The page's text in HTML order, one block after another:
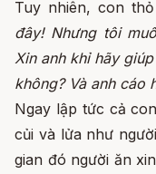
Tuy nhiên, con
đây! Nhưng tôi
Xin anh khỉ hãy
không? Và anh cáo
Ngay lập tức cả
củi và lửa như
gian đó người ăn